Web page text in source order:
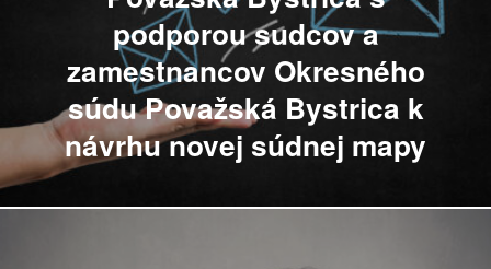
podporou sudcov a
zamestnancov Okresného
súdu Považská Bystrica k
návrhu novej súdnej mapy